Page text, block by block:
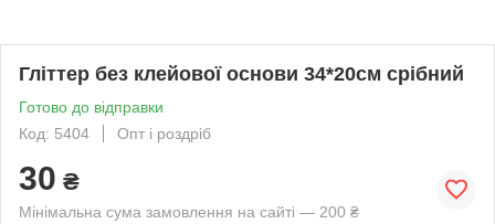
Гліттер без клейової основи 34*20см срібний
Готово до відправки
Код: 5404
Опт і роздріб
30 ₴
Мінімальна сума замовлення на сайті — 200 ₴